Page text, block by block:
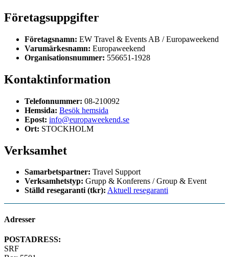
Företagsuppgifter
Företagsnamn: EW Travel & Events AB / Europaweekend
Varumärkesnamn: Europaweekend
Organisationsnummer: 556651-1928
Kontaktinformation
Telefonnummer: 08-210092
Hemsida: Besök hemsida
Epost: info@europaweekend.se
Ort: STOCKHOLM
Verksamhet
Samarbetspartner: Travel Support
Verksamhetstyp: Grupp & Konferens / Group & Event
Ställd resegaranti (tkr): Aktuell resegaranti
Adresser
POSTADRESS:
SRF